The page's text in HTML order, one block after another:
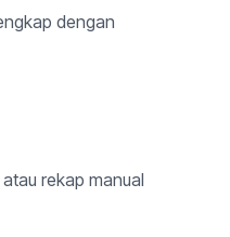
dengan
rekap manual